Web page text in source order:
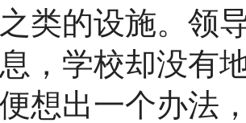
类的设施。领
，学校却没有
想出一个办法